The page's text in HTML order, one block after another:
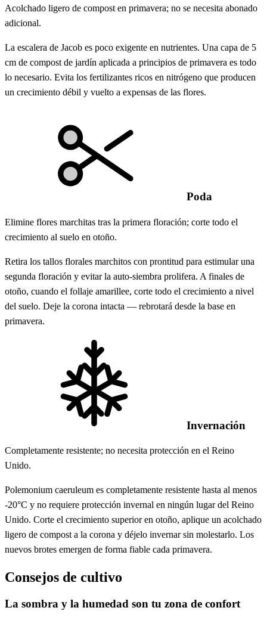
Acolchado ligero de compost en primavera; no se necesita abonado
adicional.
La escalera de Jacob es poco exigente en nutrientes. Una capa de 5
cm de compost de jardín aplicada a principios de primavera es todo
lo necesario. Evita los fertilizantes ricos en nitrógeno que producen
un crecimiento débil y vuelto a expensas de las flores.
Poda
Elimine flores marchitas tras la primera floración; corte todo el
crecimiento al suelo en otoño.
Retira los tallos florales marchitos con prontitud para estimular una
segunda floración y evitar la auto-siembra prolifera. A finales de
otoño, cuando el follaje amarillee, corte todo el crecimiento a nivel
del suelo. Deje la corona intacta — rebrotará desde la base en
primavera.
Invernación
Completamente resistente; no necesita protección en el Reino
Unido.
Polemonium caeruleum es completamente resistente hasta al menos
-20°C y no requiere protección invernal en ningún lugar del Reino
Unido. Corte el crecimiento superior en otoño, aplique un acolchado
ligero de compost a la corona y déjelo invernar sin molestarlo. Los
nuevos brotes emergen de forma fiable cada primavera.
Consejos de cultivo
La sombra y la humedad son tu zona de confort